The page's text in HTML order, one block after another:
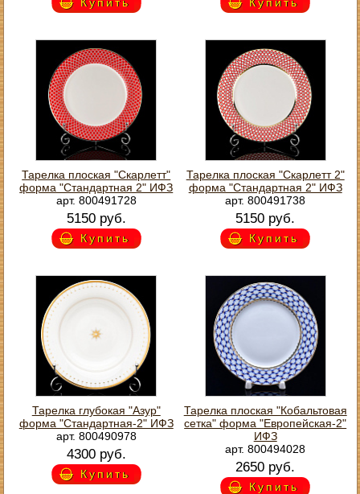
Тарелка плоская "Скарлетт"
форма "Стандартная 2" ИФЗ
арт. 800491728
5150 руб.
Купить
Тарелка плоская "Скарлетт 2"
форма "Стандартная 2" ИФЗ
арт. 800491738
5150 руб.
Купить
Тарелка глубокая "Азур"
форма "Стандартная-2" ИФЗ
арт. 800490978
4300 руб.
Купить
Тарелка плоская "Кобальтовая
сетка" форма "Европейская-2"
ИФЗ
арт. 800494028
2650 руб.
Купить